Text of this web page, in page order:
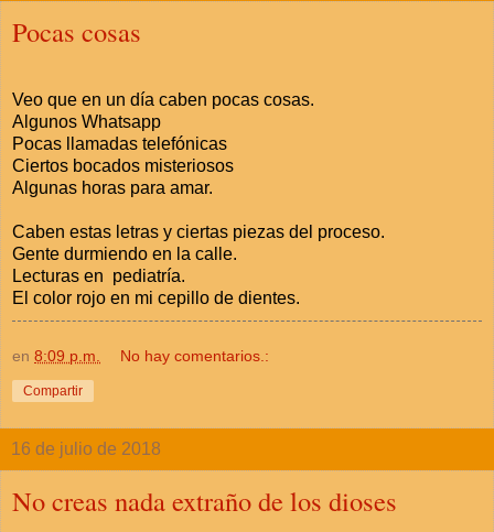
Pocas cosas
Veo que en un día caben pocas cosas.
Algunos Whatsapp
Pocas llamadas telefónicas
Ciertos bocados misteriosos
Algunas horas para amar.
Caben estas letras y ciertas piezas del proceso.
Gente durmiendo en la calle.
Lecturas en pediatría.
El color rojo en mi cepillo de dientes.
en 8:09 p.m. No hay comentarios.:
Compartir
16 de julio de 2018
No creas nada extraño de los dioses